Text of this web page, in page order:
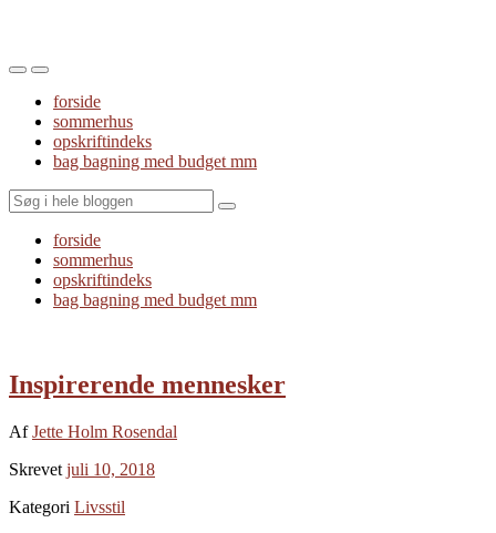
Toggle
mobile
menu
Toggle
the
search
field
forside
sommerhus
opskriftindeks
bag bagning med budget mm
Search
forside
sommerhus
opskriftindeks
bag bagning med budget mm
Inspirerende mennesker
AfJette Holm Rosendal
Skrevet juli 10, 2018
Kategori Livsstil